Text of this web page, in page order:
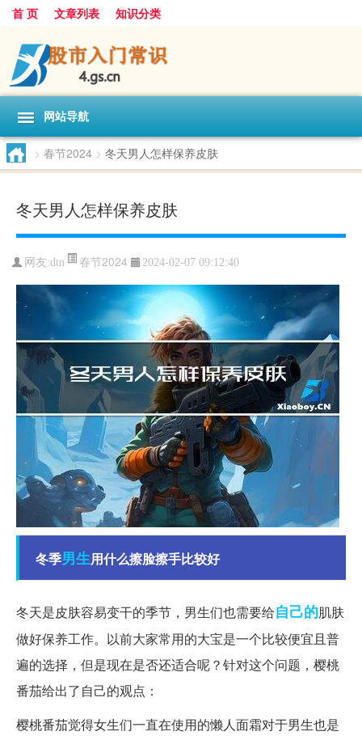
首 页 文章列表 知识分类
网站导航
> 春节2024 > 冬天男人怎样保养皮肤
冬天男人怎样保养皮肤
网友:dtn 春节2024 2024-02-07 09:12:40
冬季男生用什么擦脸擦手比较好
冬天是皮肤容易变干的季节，男生们也需要给自己的肌肤
做好保养工作。以前大家常用的大宝是一个比较便宜且普
遍的选择，但是现在是否还适合呢？针对这个问题，樱桃
番茄给出了自己的观点：
樱桃番茄觉得女生们一直在使用的懒人面霜对于男生也是